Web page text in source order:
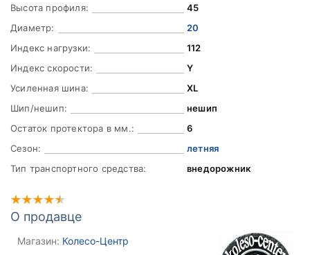
Высота профиля:
45
Диаметр:
20
Индекс нагрузки:
112
Индекс скорости:
Y
Усиленная шина:
XL
Шип/нешип:
нешип
Остаток протектора в мм.:
6
Сезон:
летняя
Тип транспортного средства:
внедорожник
О продавце
Магазин: Колесо-Центр